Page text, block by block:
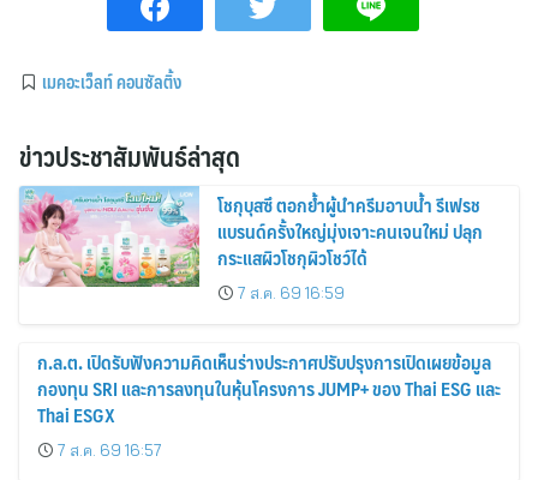
เมคอะเว็ลท์ คอนซัลติ้ง
ข่าวประชาสัมพันธ์ล่าสุด
โชกุบุสซึ ตอกย้ำผู้นำครีมอาบน้ำ รีเฟรช
แบรนด์ครั้งใหญ่มุ่งเจาะคนเจนใหม่ ปลุก
กระแสผิวโชกุผิวโชว์ได้
7 ส.ค. 69 16:59
ก.ล.ต. เปิดรับฟังความคิดเห็นร่างประกาศปรับปรุงการเปิดเผยข้อมูล
กองทุน SRI และการลงทุนในหุ้นโครงการ JUMP+ ของ Thai ESG และ
Thai ESGX
7 ส.ค. 69 16:57